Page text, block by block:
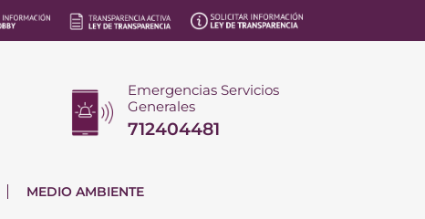
Emergencias Servicios
Generales
712404481
MEDIO AMBIENTE